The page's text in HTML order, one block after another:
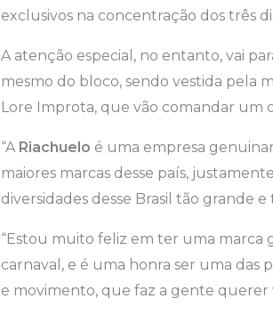
exclusivos na concentração dos três
A atenção especial, no entanto, vai
mesmo do bloco, sendo vestida pela
Lore Improta, que vão comandar um
“A Riachuelo é uma empresa
maiores marcas desse país,
diversidades desse Brasil tão grande
“Estou muito feliz em ter uma marca
carnaval, e é uma honra ser uma das
e movimento, que faz a gente querer